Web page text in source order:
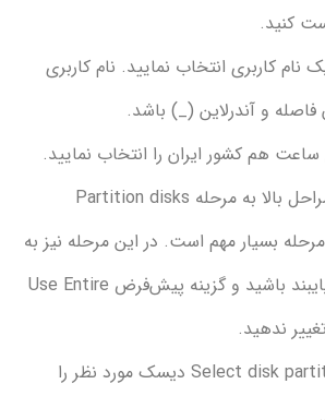
انتخاب نمایید. نام کاربری
(_) باشد.
ایران را انتخاب نمایید.
پس از انجام مراحل بالا به مرحله Partition disks
مهم است. در این مرحله نیز به
پیش‌فرض‌ها پایبند باشید و گزینه پیش‌فرض Use Entire
در قسمت Select disk partition دیسک مورد نظر را